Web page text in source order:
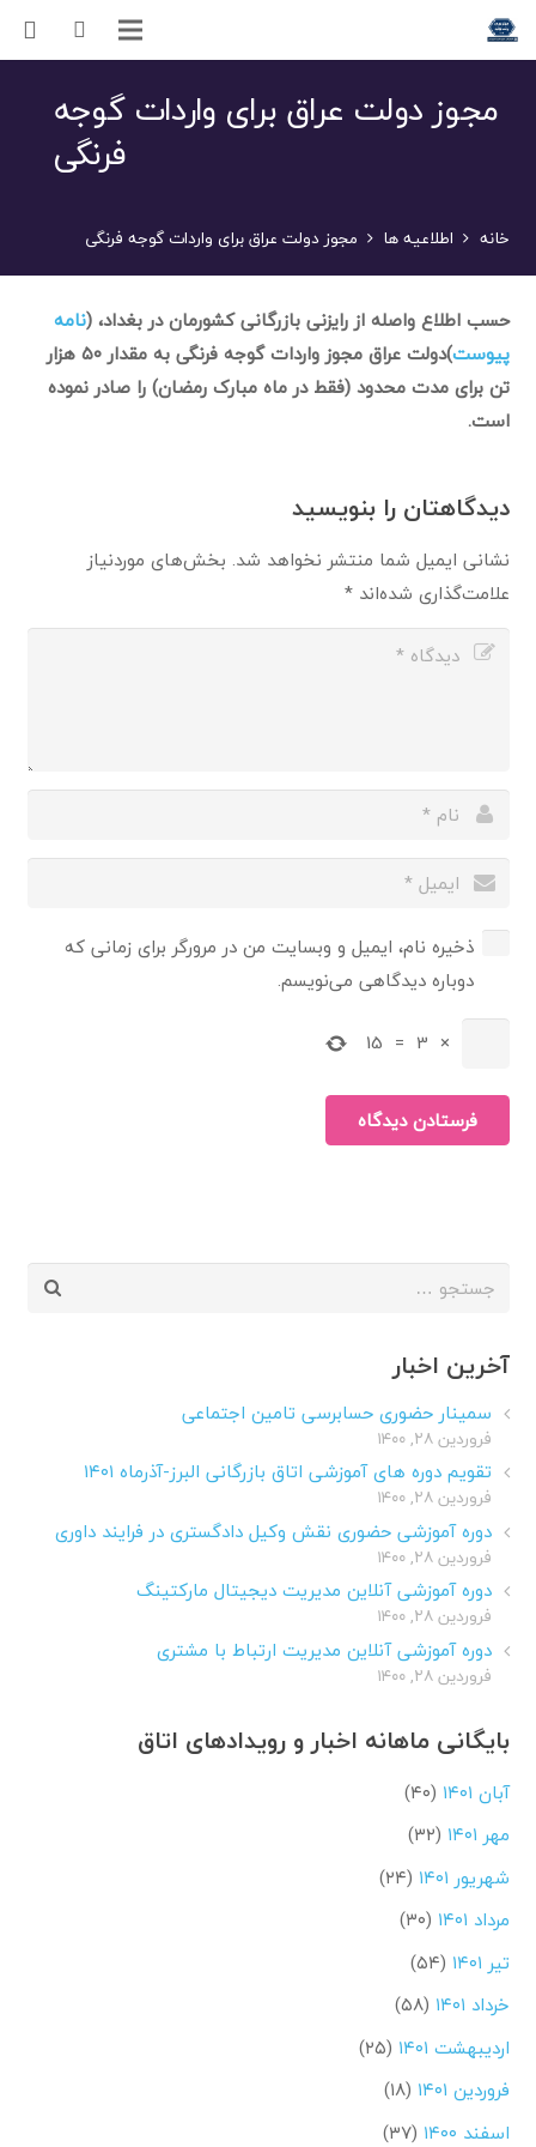
مجوز دولت عراق برای واردات گوجه
فرنگی
خانه اطلاعیه ها مجوز دولت عراق برای واردات گوجه فرنگی
حسب اطلاع واصله از رایزنی بازرگانی کشورمان در بغداد، (نامه
پیوست
)دولت عراق مجوز واردات گوجه فرنگی به مقدار ۵۰ هزار
تن برای مدت محدود (فقط در ماه مبارک رمضان) را صادر نموده
است.
دیدگاهتان را بنویسید
نشانی ایمیل شما منتشر نخواهد شد. بخش‌های موردنیاز
علامت‌گذاری شده‌اند*
ذخیره نام، ایمیل و وبسایت من در مرورگر برای زمانی که
دوباره دیدگاهی می‌نویسم.
×
3
=
15
فرستادن دیدگاه
جستجو
آخرین اخبار
سمینار حضوری حسابرسی تامین اجتماعی
فروردین ۲۸, ۱۴۰۰
تقویم دوره های آموزشی اتاق بازرگانی البرز-آذرماه ۱۴۰۱
فروردین ۲۸, ۱۴۰۰
دوره آموزشی حضوری نقش وکیل دادگستری در فرایند داوری
فروردین ۲۸, ۱۴۰۰
دوره آموزشی آنلاین مدیریت دیجیتال مارکتینگ
فروردین ۲۸, ۱۴۰۰
دوره آموزشی آنلاین مدیریت ارتباط با مشتری
فروردین ۲۸, ۱۴۰۰
بایگانی ماهانه اخبار و رویدادهای اتاق
آبان ۱۴۰۱
(۴۰)
مهر ۱۴۰۱
(۳۲)
شهریور ۱۴۰۱
(۲۴)
مرداد ۱۴۰۱
(۳۰)
تیر ۱۴۰۱
(۵۴)
خرداد ۱۴۰۱
(۵۸)
اردیبهشت ۱۴۰۱
(۲۵)
فروردین ۱۴۰۱
(۱۸)
اسفند ۱۴۰۰
(۳۷)